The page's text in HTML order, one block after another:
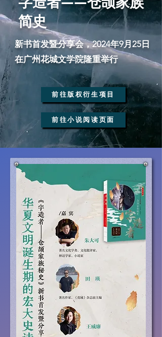
简史
​新书首发暨分享会，2024年9月25日
在广州花城文学院隆重举行
前往版权衍生项目
前往小说阅读页面